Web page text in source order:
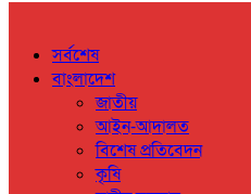
সর্বশেষ
বাংলাদেশ
জাতীয়
আইন-আদালত
বিশেষ প্রতিবেদন
কৃষি